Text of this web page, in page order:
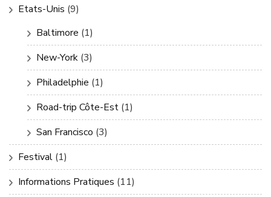
Etats-Unis (9)
Baltimore (1)
New-York (3)
Philadelphie (1)
Road-trip Côte-Est (1)
San Francisco (3)
Festival (1)
Informations Pratiques (11)